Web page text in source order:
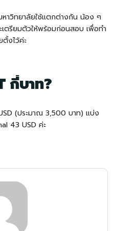
หาวิทยาลัยใช้แตกต่างกัน น้อง ๆ
ตรียมตัวให้พร้อมก่อนสอบ เพื่อทำ
งไว้ค่ะ
กี่บาท?
(ประมาณ 3,500 บาท) แบ่ง
43 USD ค่ะ